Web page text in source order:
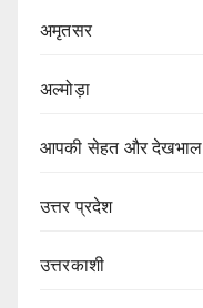
अमृतसर
अल्मोड़ा
आपकी सेहत और देखभाल
उत्तर प्रदेश
उत्तरकाशी